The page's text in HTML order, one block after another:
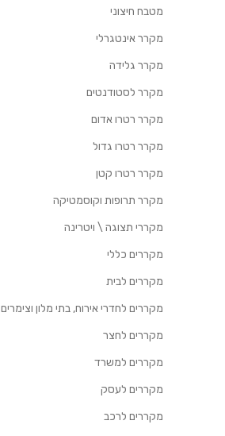
מטבח חיצוני
מקרר אינטגרלי
מקרר גלידה
מקרר לסטודנטים
מקרר רטרו אדום
מקרר רטרו גדול
מקרר רטרו קטן
מקרר תרופות וקוסמטיקה
מקררי תצוגה \ ויטרינה
מקררים כללי
מקררים לבית
מקררים לחדרי אירוח, בתי מלון וצימרים
מקררים לחצר
מקררים למשרד
מקררים לעסק
מקררים לרכב